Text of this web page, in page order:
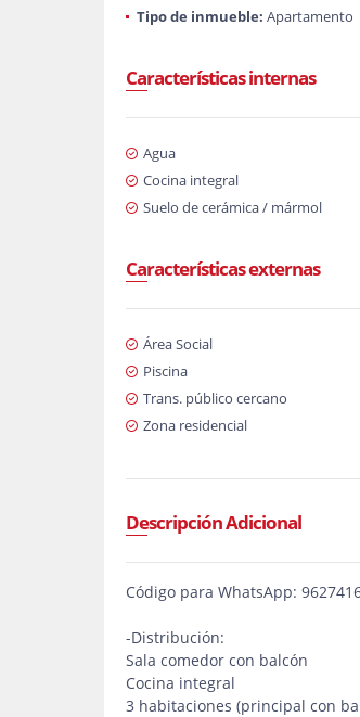
Tipo de inmueble: Apartamento
Características internas
Agua
Cocina integral
Suelo de cerámica / mármol
Características externas
Área Social
Piscina
Trans. público cercano
Zona residencial
Descripción Adicional
Código para WhatsApp:
-Distribución:
Sala comedor con balcón
Cocina integral
3 habitaciones (principal con